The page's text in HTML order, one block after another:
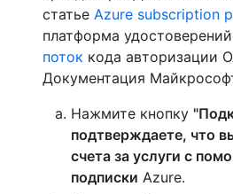
статье Azure subscription
платформа
поток кода авторизации
Документация
Нажмите кнопку
подтверждаете, что
счета за услуги с
подписки Azure.